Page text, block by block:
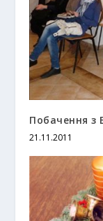
Побачення з
21.11.2011